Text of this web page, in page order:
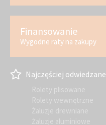
Finansowanie
Wygodne raty na zakupy
Najczęściej odwiedzane
Rolety plisowane
Rolety wewnętrzne
Żaluzje drewniane
Żaluzje aluminiowe